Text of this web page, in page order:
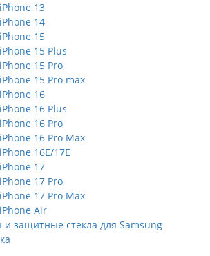
iPhone 13
iPhone 14
iPhone 15
iPhone 15 Plus
iPhone 15 Pro
iPhone 15 Pro max
iPhone 16
iPhone 16 Plus
iPhone 16 Pro
iPhone 16 Pro Max
iPhone 16E/17E
iPhone 17
iPhone 17 Pro
iPhone 17 Pro Max
iPhone Air
и защитные стекла для Samsung